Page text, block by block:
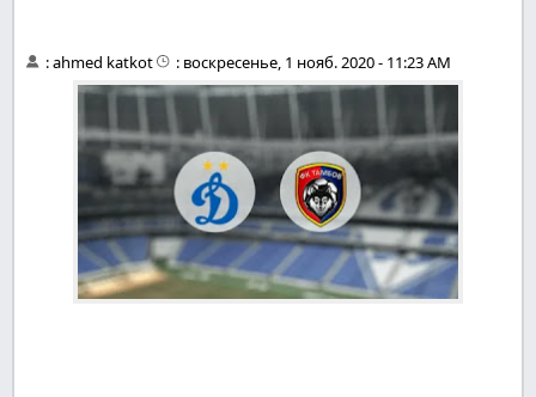
:ahmed katkot : воскресенье, 1 нояб. 2020 - 11:23 AM